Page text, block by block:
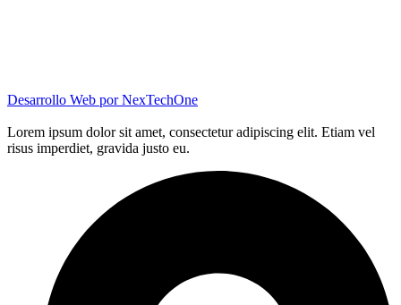
Desarrollo Web porNexTechOne
Lorem ipsum dolor sit amet, consectetur adipiscing elit. Etiam vel
risus imperdiet, gravida justo eu.